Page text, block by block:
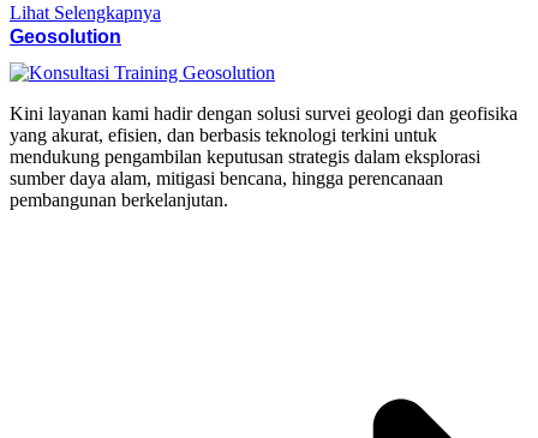
Lihat Selengkapnya
Geosolution
Kini layanan kami hadir dengan solusi survei geologi dan geofisika
yang akurat, efisien, dan berbasis teknologi terkini untuk
mendukung pengambilan keputusan strategis dalam eksplorasi
sumber daya alam, mitigasi bencana, hingga perencanaan
pembangunan berkelanjutan.